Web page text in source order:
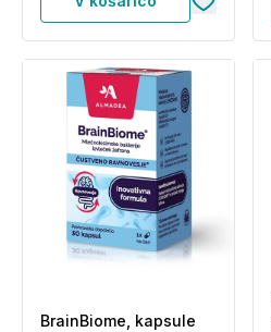
BrainBiome, kapsule